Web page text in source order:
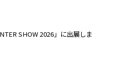
SHOW 2026」に出展しま